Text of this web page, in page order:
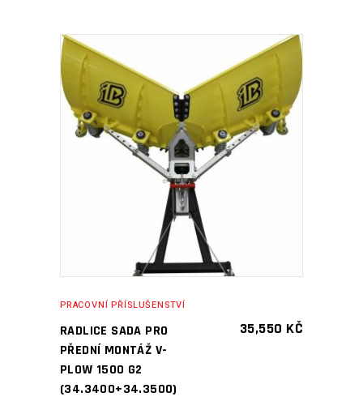
PŘIDAT DO KOŠÍKU
PRACOVNÍ PŘÍSLUŠENSTVÍ
RADLICE SADA PRO
PŘEDNÍ MONTÁŽ V-
PLOW 1500 G2
(34.3400+34.3500)
35,550 KČ